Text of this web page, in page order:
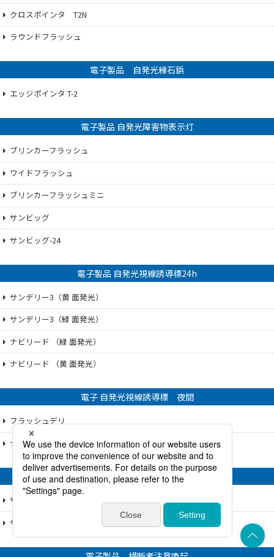
クロスポインタ T2N
ラウンドフラッシュ
電子製品 自発光縁石鋲
エッジポインタ T-2
電子製品 自発光障害物表示灯
ブリンカーフラッシュ
ワイドフラッシュ
ブリンカーフラッシュミニ
サンビッグ
サンビッグ-24
電子製品 自発光視線誘導標24h
サンデリー3（黄 面発光）
サンデリー3（緑 面発光）
ナビリード （緑 面発光）
ナビリード （黄 面発光）
電子 自発光視線誘導標 夜間
フラッシュデリ
ナビフラッシュ
電子製品 自発光線形誘導標
サンカーブ
サンカーブ2灯、3灯、4灯
へ